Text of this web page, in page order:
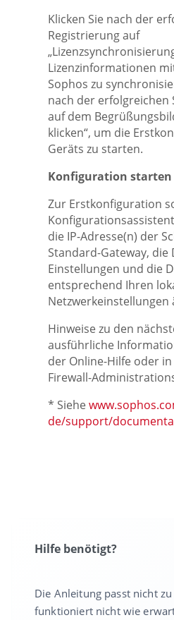
Klicken Sie nach der
Registrierung auf
Lizenzinformationen
Sophos zu
nach der erfolgreichen
auf dem
klicken“, um die
Geräts zu starten.
Konfiguration starten
Zur Erstkonfiguration
die IP-Adresse(n) der
Standard-Gateway, die
Einstellungen und die
entsprechend Ihren
Netzwerkeinstellungen
Hinweise zu den
ausführliche
der Online-Hilfe oder
Firewall-
* Siehe
de/support/
Hilfe benötigt?
Die Anleitung passt nicht
funktioniert nicht wie